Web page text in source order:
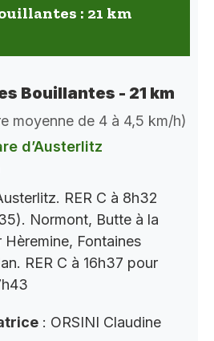
: 21 km
Bouillantes - 21 km
moyenne de 4 à 4,5 km/h)
d’Austerlitz
RER C à 8h32
Normont, Butte à la
Fontaines
RER C à 16h37 pour
: ORSINI Claudine